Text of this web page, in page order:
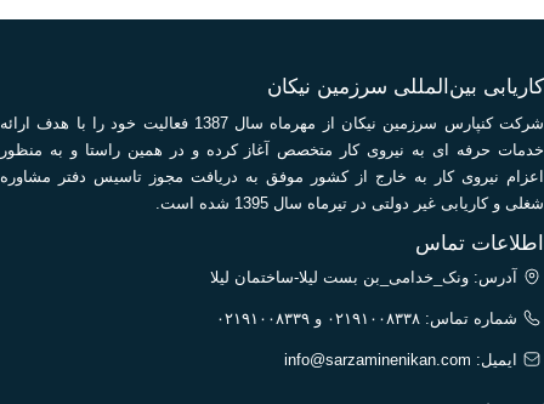
کاریابی بین‌المللی سرزمین نیکان
شرکت کنپارس سرزمین نیکان از مهرماه سال 1387 فعالیت خود را با هدف ارائه
خدمات حرفه ای به نیروی کار متخصص آغاز کرده و در همین راستا و به منظور
اعزام نیروی کار به خارج از کشور موفق به دریافت مجوز تاسیس دفتر مشاوره
شغلی و کاریابی غیر دولتی در تیرماه سال 1395 شده است.
اطلاعات تماس
آدرس: ونک_خدامی_بن بست لیلا-ساختمان لیلا
شماره تماس: ۰۲۱۹۱۰۰۸۳۳۸ و ۰۲۱۹۱۰۰۸۳۳۹
ایمیل: info@sarzaminenikan.com